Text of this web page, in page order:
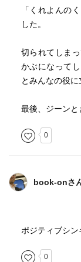
「くれよんの
した。
切られてしま
かぶになって
とみんなの役に
最後、ジーンと
0
book-onさ
ポジティブシン
0